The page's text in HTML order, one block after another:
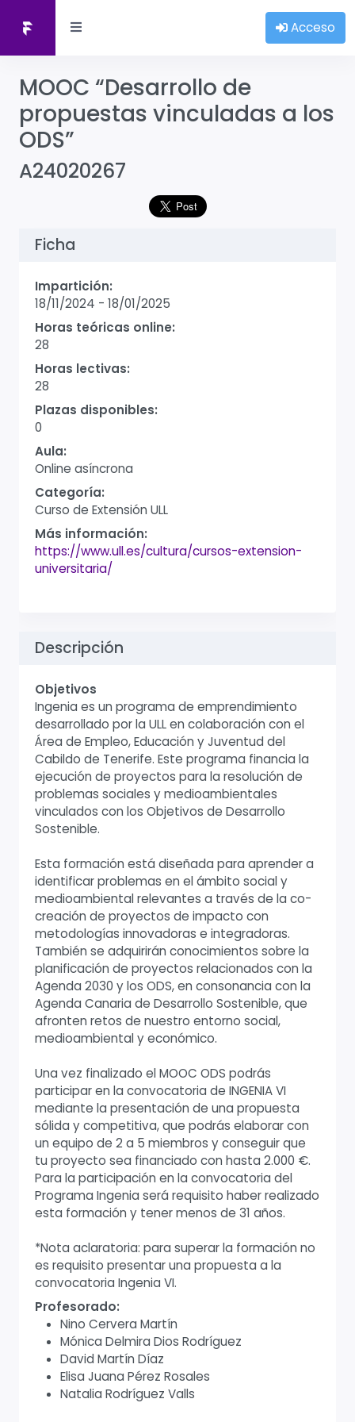
Acceso
MOOC “Desarrollo de
propuestas vinculadas a los
ODS”
A24020267
Ficha
Impartición:
18/11/2024 - 18/01/2025
Horas teóricas online:
28
Horas lectivas:
28
Plazas disponibles:
0
Aula:
Online asíncrona
Categoría:
Curso de Extensión ULL
Más información:
https://www.ull.es/cultura/cursos-extension-
universitaria/
Descripción
Objetivos
Ingenia es un programa de emprendimiento
desarrollado por la ULL en colaboración con el
Área de Empleo, Educación y Juventud del
Cabildo de Tenerife. Este programa financia la
ejecución de proyectos para la resolución de
problemas sociales y medioambientales
vinculados con los Objetivos de Desarrollo
Sostenible.
Esta formación está diseñada para aprender a
identificar problemas en el ámbito social y
medioambiental relevantes a través de la co-
creación de proyectos de impacto con
metodologías innovadoras e integradoras.
También se adquirirán conocimientos sobre la
planificación de proyectos relacionados con la
Agenda 2030 y los ODS, en consonancia con la
Agenda Canaria de Desarrollo Sostenible, que
afronten retos de nuestro entorno social,
medioambiental y económico.
Una vez finalizado el MOOC ODS podrás
participar en la convocatoria de INGENIA VI
mediante la presentación de una propuesta
sólida y competitiva, que podrás elaborar con
un equipo de 2 a 5 miembros y conseguir que
tu proyecto sea financiado con hasta 2.000 €.
Para la participación en la convocatoria del
Programa Ingenia será requisito haber realizado
esta formación y tener menos de 31 años.
*Nota aclaratoria: para superar la formación no
es requisito presentar una propuesta a la
convocatoria Ingenia VI.
Profesorado:
Nino Cervera Martín
Mónica Delmira Dios Rodríguez
David Martín Díaz
Elisa Juana Pérez Rosales
Natalia Rodríguez Valls